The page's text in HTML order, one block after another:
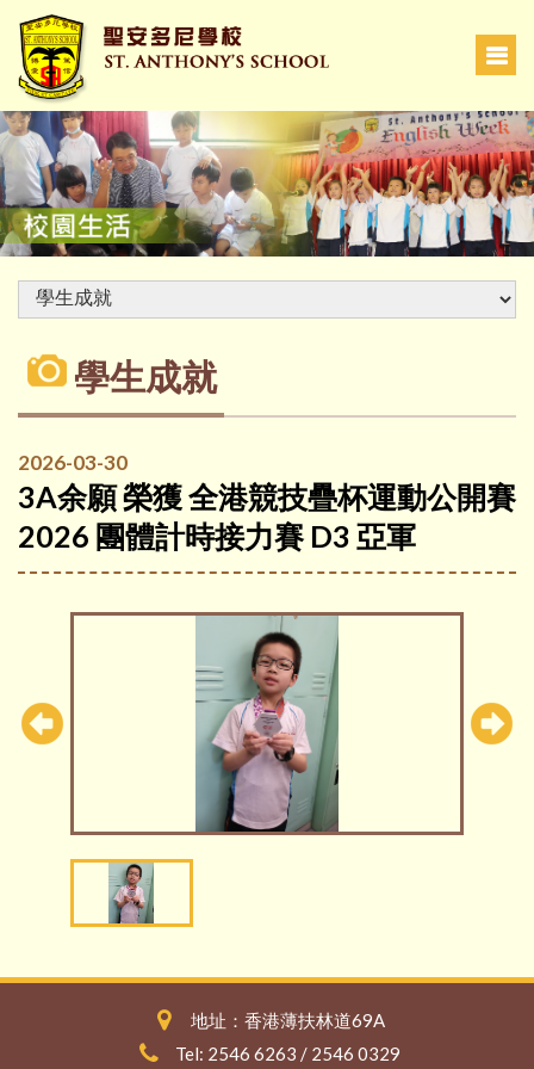
學生成就
2026-03-30
3A余願 榮獲 全港競技疊杯運動公開賽
2026 團體計時接力賽 D3 亞軍
地址：香港薄扶林道69A
Tel: 2546 6263 / 2546 0329